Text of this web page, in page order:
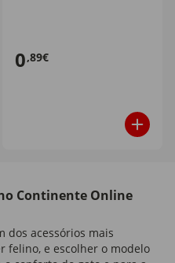
0,89€
Continente Online
dos acessórios mais
felino, e escolher o modelo